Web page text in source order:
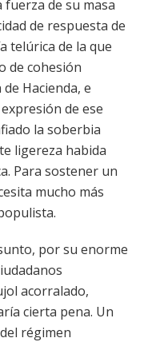
de su masa
de respuesta de
telúrica de la que
de cohesión
Hacienda, e
de ese
la soberbia
ligereza habida
Para sostener un
mucho más
por su enorme
acorralado,
cierta pena. Un
régimen